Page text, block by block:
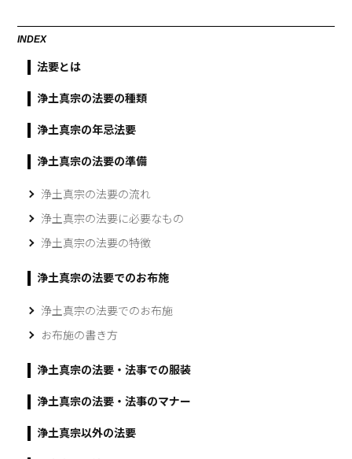
INDEX
法要とは
浄土真宗の法要の種類
浄土真宗の年忌法要
浄土真宗の法要の準備
浄土真宗の法要の流れ
浄土真宗の法要に必要なもの
浄土真宗の法要の特徴
浄土真宗の法要でのお布施
浄土真宗の法要でのお布施
お布施の書き方
浄土真宗の法要・法事での服装
浄土真宗の法要・法事のマナー
浄土真宗以外の法要